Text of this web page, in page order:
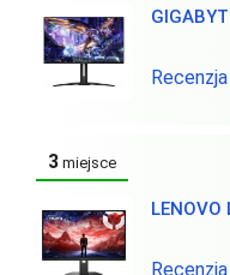
Recenzja
3 miejsce
LENOVO
Recenzja